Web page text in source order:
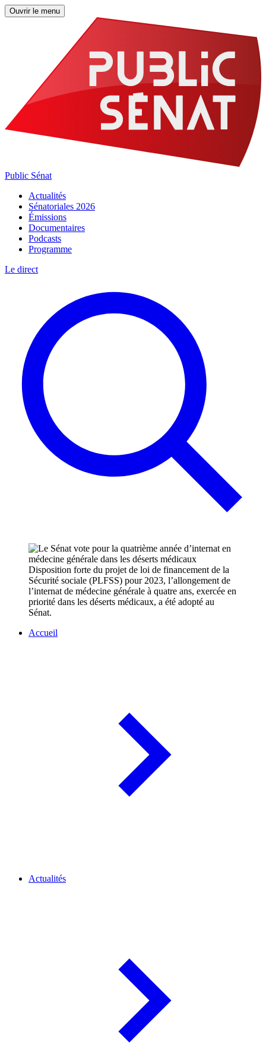
Ouvrir le menu
Public Sénat
Actualités
Sénatoriales 2026
Émissions
Documentaires
Podcasts
Programme
Le direct
Disposition forte du projet de loi de financement de la
Sécurité sociale (PLFSS) pour 2023, l’allongement de
l’internat de médecine générale à quatre ans, exercée en
priorité dans les déserts médicaux, a été adopté au
Sénat.
Accueil
Actualités